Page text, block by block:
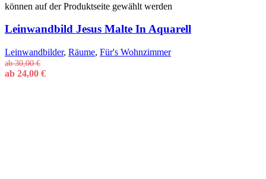
können auf der Produktseite gewählt werden
Leinwandbild Jesus Malte In Aquarell
Leinwandbilder, Räume, Für's Wohnzimmer
ab30,00€
ab 24,00 €